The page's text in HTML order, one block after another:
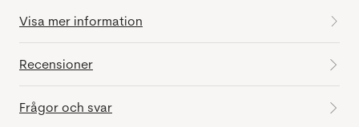
Visa mer information
Recensioner
Frågor och svar